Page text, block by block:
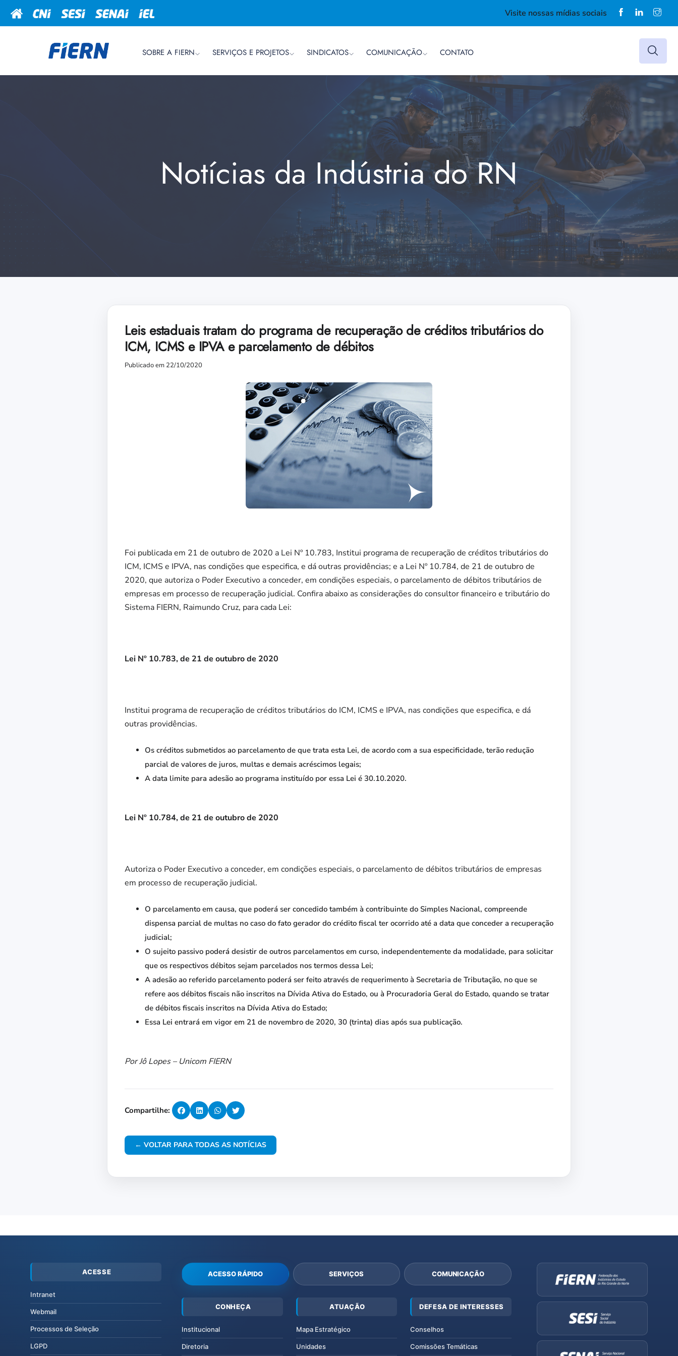
Visite nossas mídias sociais
SOBRE A FIERN SERVIÇOS E PROJETOS SINDICATOS COMUNICAÇÃO CONTATO
Notícias da Indústria do RN
Leis estaduais tratam do programa de recuperação de créditos tributários do
ICM, ICMS e IPVA e parcelamento de débitos
Publicado em 22/10/2020
Foi publicada em 21 de outubro de 2020 a Lei Nº 10.783, Institui programa de recuperação de créditos tributários do
ICM, ICMS e IPVA, nas condições que especifica, e dá outras providências; e a Lei Nº 10.784, de 21 de outubro de
2020, que autoriza o Poder Executivo a conceder, em condições especiais, o parcelamento de débitos tributários de
empresas em processo de recuperação judicial. Confira abaixo as considerações do consultor financeiro e tributário do
Sistema FIERN, Raimundo Cruz, para cada Lei:
Lei Nº 10.783, de 21 de outubro de 2020
Institui programa de recuperação de créditos tributários do ICM, ICMS e IPVA, nas condições que especifica, e dá
outras providências.
Os créditos submetidos ao parcelamento de que trata esta Lei, de acordo com a sua especificidade, terão redução
parcial de valores de juros, multas e demais acréscimos legais;
A data limite para adesão ao programa instituído por essa Lei é 30.10.2020.
Lei Nº 10.784, de 21 de outubro de 2020
Autoriza o Poder Executivo a conceder, em condições especiais, o parcelamento de débitos tributários de empresas
em processo de recuperação judicial.
O parcelamento em causa, que poderá ser concedido também à contribuinte do Simples Nacional, compreende
dispensa parcial de multas no caso do fato gerador do crédito fiscal ter ocorrido até a data que conceder a recuperação
judicial;
O sujeito passivo poderá desistir de outros parcelamentos em curso, independentemente da modalidade, para solicitar
que os respectivos débitos sejam parcelados nos termos dessa Lei;
A adesão ao referido parcelamento poderá ser feito através de requerimento à Secretaria de Tributação, no que se
refere aos débitos fiscais não inscritos na Dívida Ativa do Estado, ou à Procuradoria Geral do Estado, quando se tratar
de débitos fiscais inscritos na Dívida Ativa do Estado;
Essa Lei entrará em vigor em 21 de novembro de 2020, 30 (trinta) dias após sua publicação.
Por Jô Lopes – Unicom FIERN
Compartilhe:
← VOLTAR PARA TODAS AS NOTÍCIAS
ACESSE
Intranet
Webmail
Processos de Seleção
LGPD
ACESSO RÁPIDO SERVIÇOS COMUNICAÇÃO
CONHEÇA
Institucional
Diretoria
ATUAÇÃO
Mapa Estratégico
Unidades
DEFESA DE INTERESSES
Conselhos
Comissões Temáticas